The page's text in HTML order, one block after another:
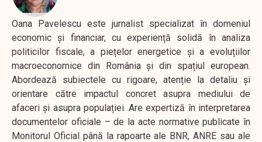
Oana Pavelescu este jurnalist specializat în domeniul
economic și financiar, cu experiență solidă în analiza
politicilor fiscale, a piețelor energetice și a evoluțiilor
macroeconomice din România și din spațiul european.
Abordează subiectele cu rigoare, atenție la detaliu și
orientare către impactul concret asupra mediului de
afaceri și asupra populației. Are expertiză în interpretarea
documentelor oficiale – de la acte normative publicate în
Monitorul Oficial până la rapoarte ale BNR, ANRE sau ale